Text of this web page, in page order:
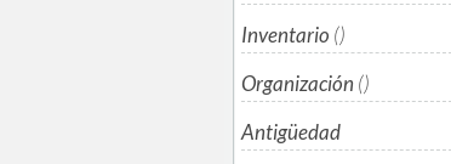
Inventario ()
Organización ()
Antigüedad